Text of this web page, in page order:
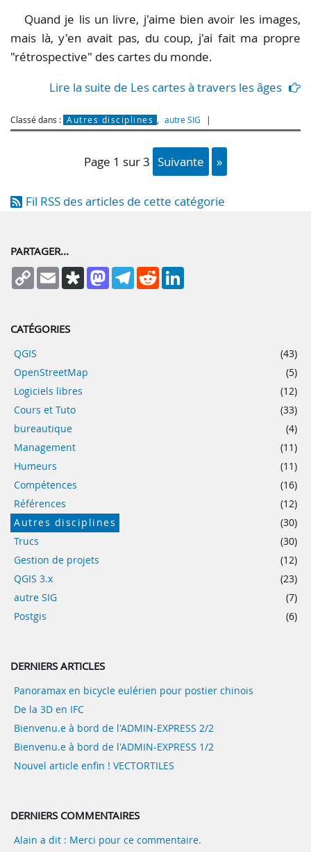
Quand je lis un livre, j'aime bien avoir les images,
mais là, y'en avait pas, du coup, j'ai fait ma propre
"rétrospective" des cartes du monde.
Lire la suite de Les cartes à travers les âges
Classé dans : Autres disciplines , autre SIG
page 1 sur 3 suivante »
Fil RSS des articles de cette catégorie
PARTAGER...
Copy
Link
Email DiasporaMastodonTelegram
Reddit
CATÉGORIES
QGIS
(43)
OpenStreetMap
(5)
Logiciels libres
(12)
Cours et Tuto
(33)
bureautique
(4)
Management
(11)
Humeurs
(11)
Compétences
(16)
Références
(12)
Autres disciplines
(30)
Trucs
(30)
Gestion de projets
(12)
QGIS 3.x
(23)
autre SIG
(7)
Postgis
(6)
DERNIERS ARTICLES
Panoramax en bicycle eulérien pour postier chinois
De la 3D en IFC
Bienvenu.e à bord de l'ADMIN-EXPRESS 2/2
Bienvenu.e à bord de l'ADMIN-EXPRESS 1/2
Nouvel article enfin ! VECTORTILES
DERNIERS COMMENTAIRES
Alain a dit : Merci pour ce commentaire.